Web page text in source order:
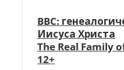
BBC:
Иисуса Христа
The Real Family
12+